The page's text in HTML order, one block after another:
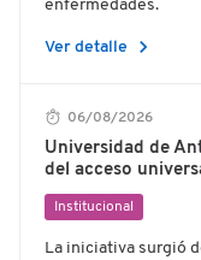
enfermedades.
Ver detalle chevron_right
06/08/2026
Universidad de
del acceso
Institucional
La iniciativa surgió